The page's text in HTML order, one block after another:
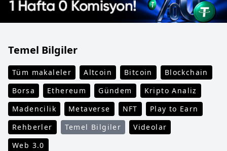
Temel Bilgiler
Tüm makaleler Altcoin Bitcoin
Blockchain
Borsa
Ethereum Gündem
Kripto Analiz
Madencilik
Metaverse NFT
Play to Earn
Rehberler
Temel Bilgiler
Videolar
Web 3.0